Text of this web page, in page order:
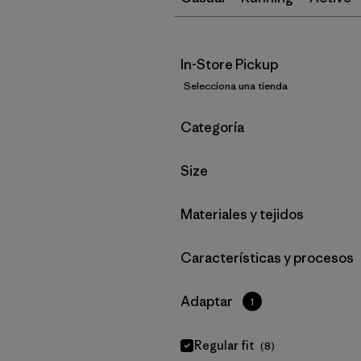
In-Store Pickup
Selecciona una tienda
Filtrar por
Categoría
Filtrar por
Size
Filtrar por
Materiales y tejidos
Filtrar por
Características y procesos
Filtrar por
Adaptar 1
Regular fit (8)